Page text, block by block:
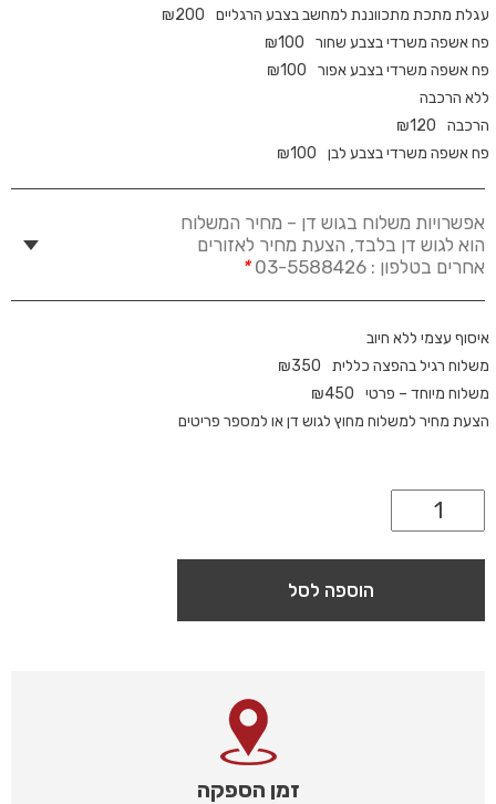
עגלת מתכת מתכווננת למחשב בצבע הרגליים ₪200
פח אשפה משרדי בצבע שחור
₪100
פח אשפה משרדי בצבע אפור
₪100
ללא הרכבה
הרכבה
₪120
פח אשפה משרדי בצבע לבן
₪100
אפשרויות משלוח בגוש דן – מחיר המשלוח
הוא לגוש דן בלבד, הצעת מחיר לאזורים
אחרים בטלפון : 03-5588426
*
איסוף עצמי ללא חיוב
משלוח רגיל בהפצה כללית
₪350
משלוח מיוחד – פרטי
₪450
הצעת מחיר למשלוח מחוץ לגוש דן או למספר פריטים
הוספה לסל
זמן הספקה